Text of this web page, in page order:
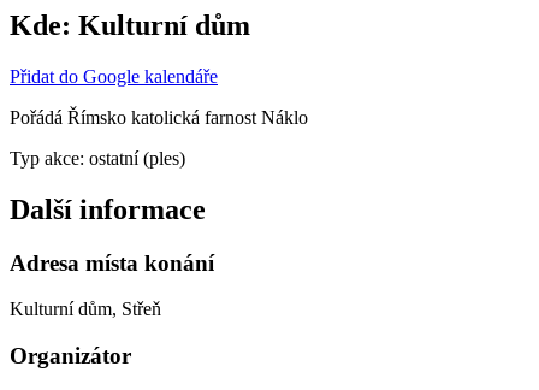
Kde: Kulturní dům
Přidat do Google kalendáře
Pořádá Římsko katolická farnost Náklo
Typ akce: ostatní (ples)
Další informace
Adresa místa konání
Kulturní dům, Střeň
Organizátor